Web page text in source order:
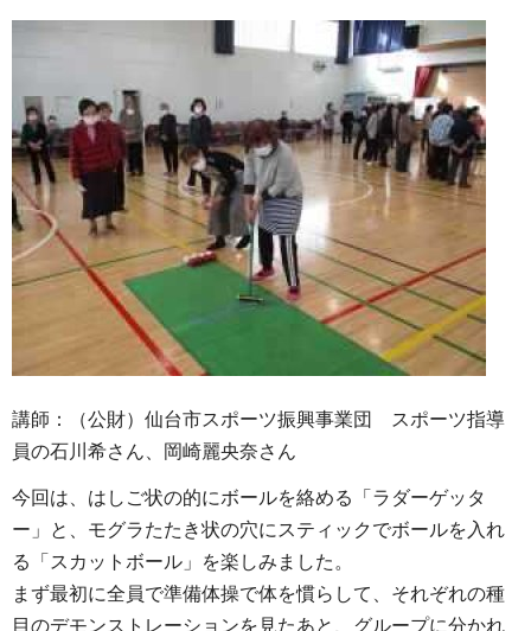
講師：（公財）仙台市スポーツ振興事業団 スポーツ指導
員の石川希さん、岡崎麗央奈さん
今回は、はしご状の的にボールを絡める「ラダーゲッタ
ー」と、モグラたたき状の穴にスティックでボールを入れ
る「スカットボール」を楽しみました。
まず最初に全員で準備体操で体を慣らして、それぞれの種
目のデモンストレーションを見たあと、グループに分かれ